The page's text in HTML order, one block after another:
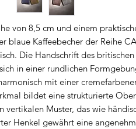
von 8,5 cm und einem
blaue Kaffeebecher der Reihe
Die Handschrift des
in einer rundlichen
mit einer
bildet eine strukturierte
vertikalen Muster, das wie
Henkel gewährt eine